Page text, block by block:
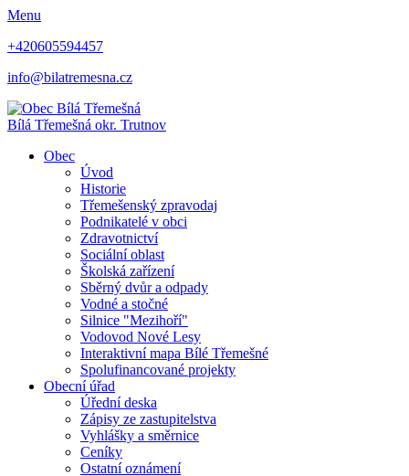
Menu
+420605594457
info@bilatremesna.cz
Bílá Třemešná okr. Trutnov
Obec
Úvod
Historie
Třemešenský zpravodaj
Podnikatelé v obci
Zdravotnictví
Sociální oblast
Školská zařízení
Sběrný dvůr a odpady
Vodné a stočné
Silnice "Mezihoří"
Vodovod Nové Lesy
Interaktivní mapa Bílé Třemešné
Spolufinancované projekty
Obecní úřad
Úřední deska
Zápisy ze zastupitelstva
Vyhlášky a směrnice
Ceníky
Ostatní oznámení